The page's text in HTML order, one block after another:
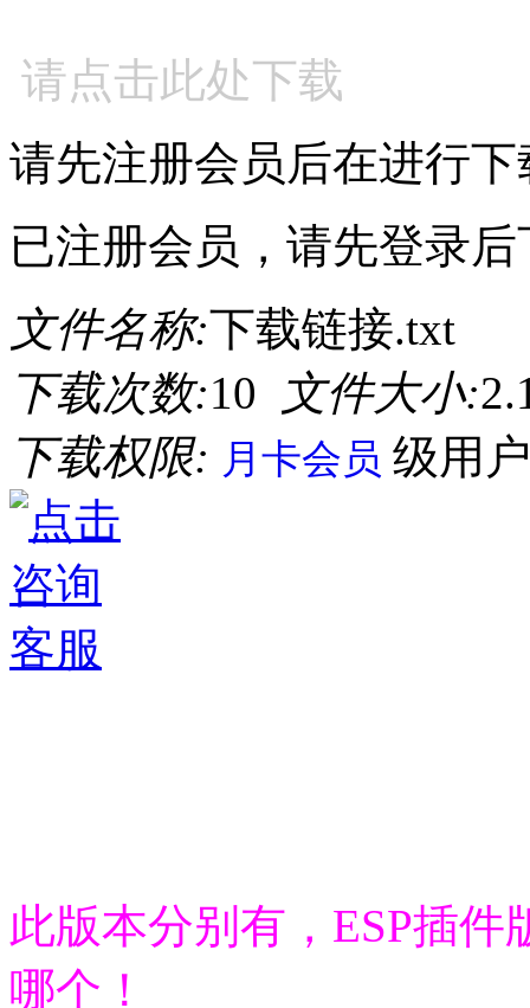
请点击此处下载
请先注册会员后在进行下
已注册会员，请先登录后
文件名称:下载链接.txt
下载次数:10 文件大小:
下载权限: 月卡会员 级用
此版本分别有，ESP插
哪个！